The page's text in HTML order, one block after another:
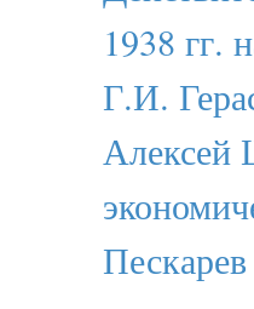
1938 гг.
Г.И.
Алексей